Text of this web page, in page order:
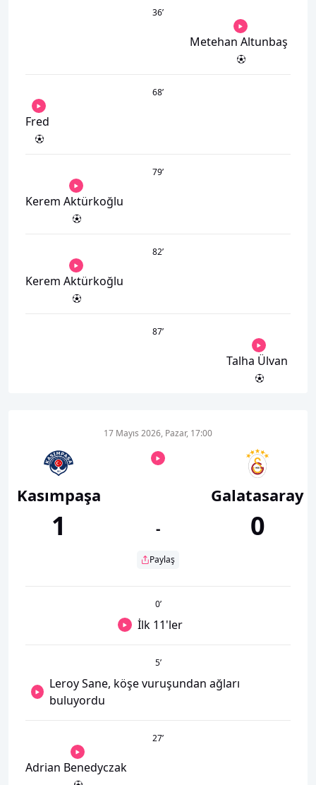
36’
Metehan Altunbaş
68’
Fred
79’
Kerem Aktürkoğlu
82’
Kerem Aktürkoğlu
87’
Talha Ülvan
Kasımpaşa
1
17 Mayıs 2026, Pazar, 17:00
-
Paylaş
Galatasaray
0
0’
İlk 11'ler
5’
Leroy Sane, köşe vuruşundan ağları
buluyordu
27’
Adrian Benedyczak